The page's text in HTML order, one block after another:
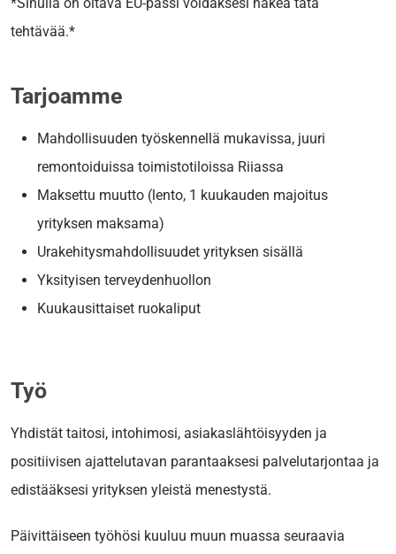
tehtävää.*
Tarjoamme
Mahdollisuuden työskennellä mukavissa, juuri
remontoiduissa toimistotiloissa Riiassa
Maksettu muutto (lento, 1 kuukauden majoitus
yrityksen maksama)
Urakehitysmahdollisuudet yrityksen sisällä
Yksityisen terveydenhuollon
Kuukausittaiset ruokaliput
Työ
Yhdistät taitosi, intohimosi, asiakaslähtöisyyden ja
positiivisen ajattelutavan parantaaksesi palvelutarjontaa ja
edistääksesi yrityksen yleistä menestystä.
Päivittäiseen työhösi kuuluu muun muassa seuraavia